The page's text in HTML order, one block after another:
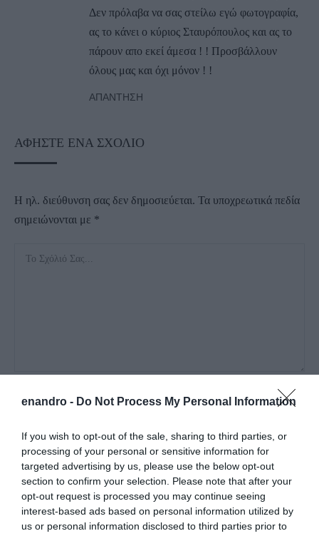
enandro - Do Not Process My Personal Information
If you wish to opt-out of the sale, sharing to third parties, or
processing of your personal or sensitive information for
targeted advertising by us, please use the below opt-out
section to confirm your selection. Please note that after your
opt-out request is processed you may continue seeing
interest-based ads based on personal information utilized by
us or personal information disclosed to third parties prior to
Δεν πρόλαβα να σας στείλω εγώ φωτογραφία,
ας το κάνει ο κύριος Σταυρόπουλος και ας το
πάρουν απο εκεί άμεσα ! ! Προσβάλλουν
όλους μας και όχι μόνον ! !
ΑΠΆΝΤΗΣΗ
ΑΦΉΣΤΕ ΈΝΑ ΣΧΌΛΙΟ
Η ηλ. διεύθυνση σας δεν δημοσιεύεται. Τα υποχρεωτικά πεδία
σημειώνονται με *
Αποθήκευσε το όνομά μου, email, και τον ιστότοπο μου σε
αυτόν τον πλοηγό για την επόμενη φορά που θα σχολιάσω.